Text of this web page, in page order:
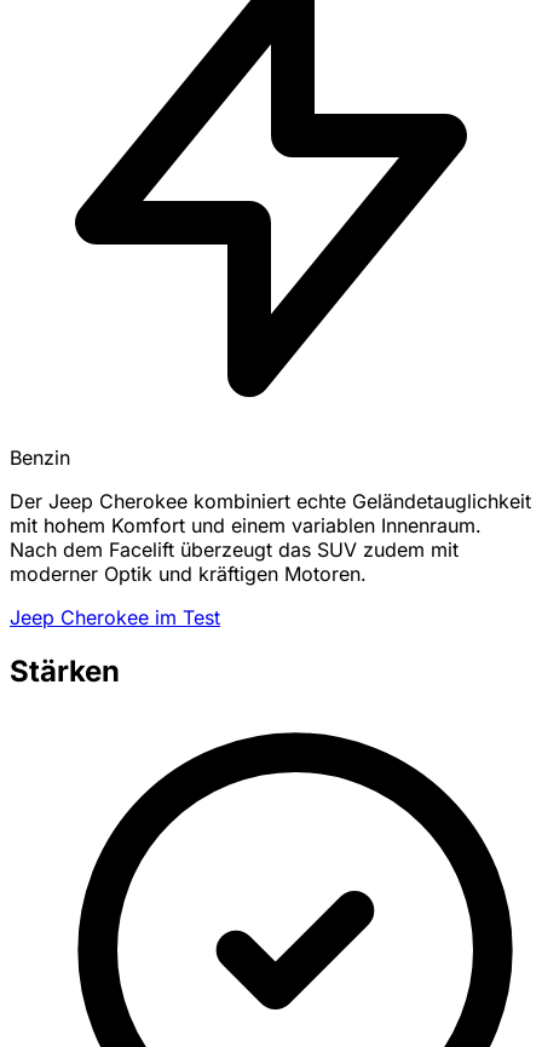
Benzin
Der Jeep Cherokee kombiniert echte Geländetauglichkeit
mit hohem Komfort und einem variablen Innenraum.
Nach dem Facelift überzeugt das SUV zudem mit
moderner Optik und kräftigen Motoren.
Jeep Cherokee im Test
Stärken